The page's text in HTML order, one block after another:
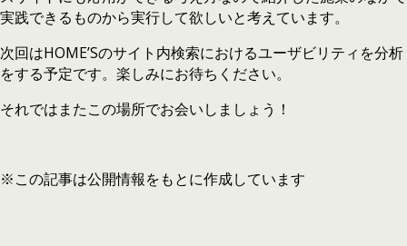
実践できるものから実行して欲しいと考えています。
次回はHOME’Sのサイト内検索におけるユーザビリティを分析
をする予定です。楽しみにお待ちください。
それではまたこの場所でお会いしましょう！
※この記事は公開情報をもとに作成しています